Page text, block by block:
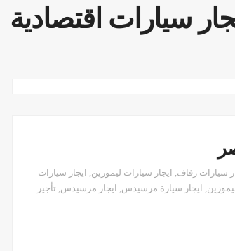
سيارات اقتصادية
سيارات زفاف, ايجار سيارات ليموزين, ايجار سيارات
, ايجار سيارة مرسيدس, ايجار مرسيدس, تأجير